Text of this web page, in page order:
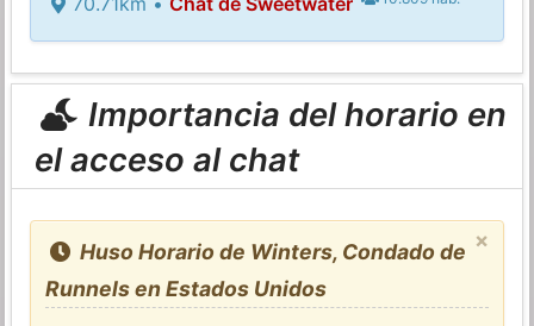
Importancia del horario en
el acceso al chat
×
Huso Horario de Winters, Condado de
Runnels en Estados Unidos